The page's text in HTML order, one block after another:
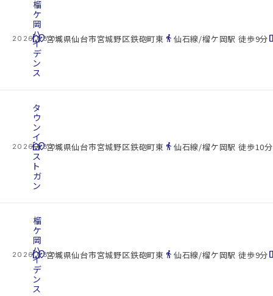
2026.08.08
cottage
榴
ケ
岡
ハ
イ
デ
ン
ス
location_on宮城県仙台市宮城野区鉄砲町東 directions_walk 仙石線/榴ケ岡駅 徒歩9分
2026.08.08
cottage
タ
ウ
ン
イ
ー
ス
ト
ガ
ン
location_on宮城県仙台市宮城野区鉄砲町東 directions_walk 仙石線/榴ケ岡駅 徒歩10分
2026.08.08
cottage
榴
ケ
岡
ハ
イ
デ
ン
ス
location_on宮城県仙台市宮城野区鉄砲町東 directions_walk 仙石線/榴ケ岡駅 徒歩9分